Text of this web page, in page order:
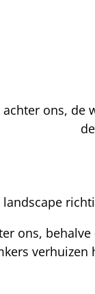
ons,
ons,